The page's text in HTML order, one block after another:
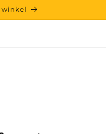
winkel